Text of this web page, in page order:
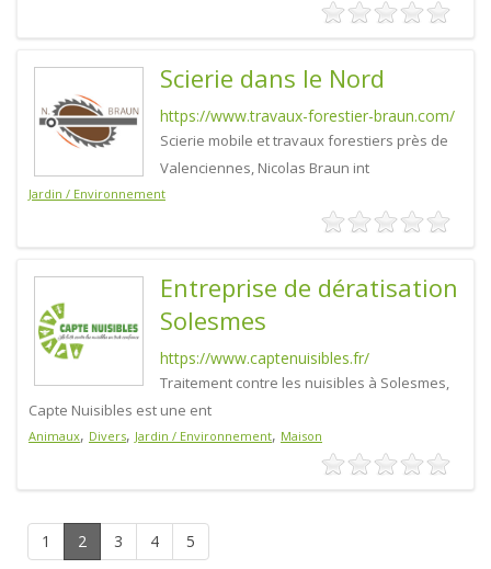
Scierie dans le Nord
https://www.travaux-forestier-braun.com/
Scierie mobile et travaux forestiers près de
Valenciennes, Nicolas Braun int
Jardin / Environnement
Entreprise de dératisation
Solesmes
https://www.captenuisibles.fr/
Traitement contre les nuisibles à Solesmes,
Capte Nuisibles est une ent
Animaux, Divers, Jardin / Environnement, Maison
1 2 3 4 5